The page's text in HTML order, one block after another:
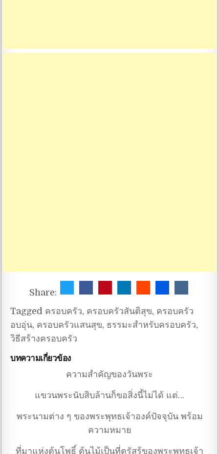
Share:
Tagged ครอบครัว, ครอบครัวสันติสุข, ครอบครัว
อบอุ่น, ครอบครัวแสนสุข, ธรรมะสำหรับครอบครัว,
วิธีสร้างครอบครัว
บทความเกี่ยวข้อง
ความสำคัญของวันพระ
แขวนพระนับสิบล้านก็ขอสิ่งนี้ไม่ได้ แต่…
พระนามต่าง ๆ ของพระพุทธเจ้าองค์ปัจจุบัน พร้อม
ความหมาย
ที่มาแห่งต้นโพธิ์ ต้นไม้เป็นที่ตรัสรู้ของพระพุทธเจ้า